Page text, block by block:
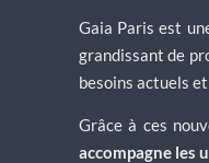
Gaia Paris est
grandissant de
besoins actuels
Grâce à ces
accompagne les